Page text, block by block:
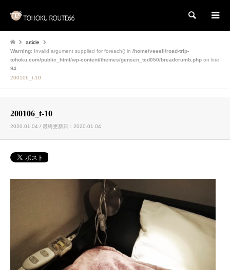
検索
article
Warning: Invalid argument supplied for foreach() in /home/veeell/road-trip-
tohoku.com/public_html/wp-content/themes/gensen_tcd050/breadcrumb.php on line
94
200106_t-10
200106_t-10
2020.01.04 / 最終更新日：2020.01.04